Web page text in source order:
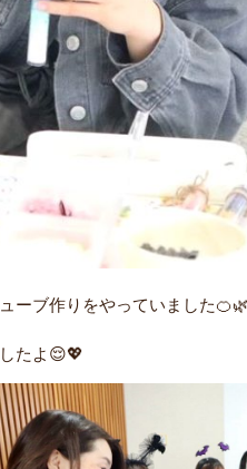
ーブ作りをやっていました
たよ😌💖